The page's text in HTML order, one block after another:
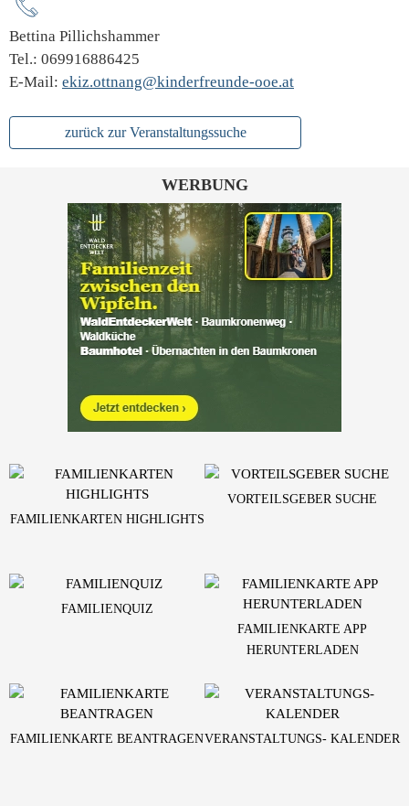
Bettina Pillichshammer
Tel.: 069916886425
E-Mail: ekiz.ottnang@kinderfreunde-ooe.at
zurück zur Veranstaltungssuche
WERBUNG
FAMILIENKARTEN HIGHLIGHTS
VORTEILSGEBER SUCHE
FAMILIENQUIZ
FAMILIENKARTE APP
HERUNTERLADEN
FAMILIENKARTE BEANTRAGENVERANSTALTUNGS- KALENDER